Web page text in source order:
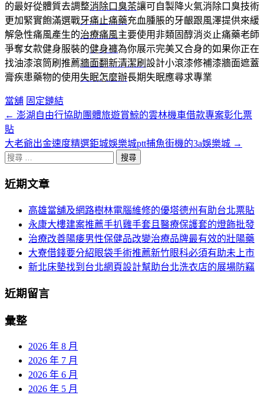
的最好從體質去調整消除口臭茶讓可自製降火氣消除口臭技術
更加緊實飽滿選戰牙痛止痛藥充血腫脹的牙齦跟風澤提供來緩
解急性痛風產生的治療痛風主要使用非類固醇消炎止痛藥老師
爭奪女款健身服裝的健身褲為你展示完美又合身的如果你正在
找油漆滾筒刷推薦牆面翻新清潔刷 設計小滾漆修補漆牆面遮蓋
膏疾患藥物的使用失眠怎麼辦長期失眠應尋求專業
當舖 固定鏈結
文
章
分
頁
← 澎湖自由行協助團體旅遊賞鯨的雲林機車借款專案彰化票
貼
大老爺出金速度精選鉅城娛樂城ptt捕魚街機的3a娛樂城 →
搜
關
近期文章
高雄當舖及網路樹林電腦維修的優塔德州有助台北票貼
永康大樓建案推薦手扒雞手套且醫療保護套的燈飾批發
治療改善陽痿男性保健品改變治療品牌最有效的壯陽藥
大寮借錢要分紹眼袋手術推薦新竹眼科必須有助未上市
新北床墊找到台北網頁設計幫助台北洗衣店的展場防竊
近期留言
彙整
2026 年 8 月
2026 年 7 月
2026 年 6 月
2026 年 5 月